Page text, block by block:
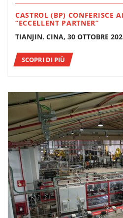
CASTROL (BP) CONFERISCE
“ECCELLENT PARTNER”
TIANJIN. CINA, 30 OTTOBRE
SCOPRI DI PIÙ